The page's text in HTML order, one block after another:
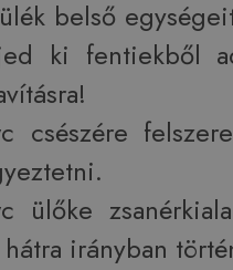
belső
ki fentiekből
csészére
irányban